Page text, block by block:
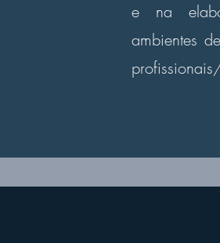
e na
ambientes